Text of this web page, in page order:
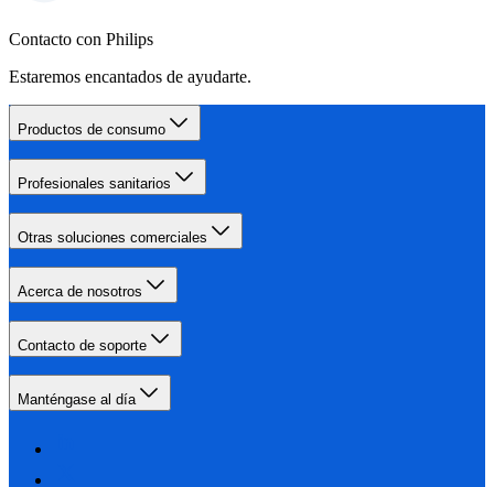
Contacto con Philips
Estaremos encantados de ayudarte.
Productos de consumo
Profesionales sanitarios
Otras soluciones comerciales
Acerca de nosotros
Contacto de soporte
Manténgase al día